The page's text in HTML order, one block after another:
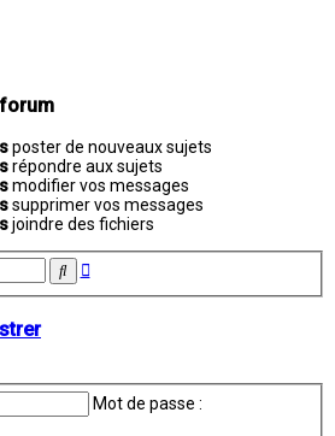
poster de nouveaux sujets
répondre aux sujets
modifier vos messages
supprimer vos messages
joindre des fichiers
Rechercher
Recherche
Mot de passe :